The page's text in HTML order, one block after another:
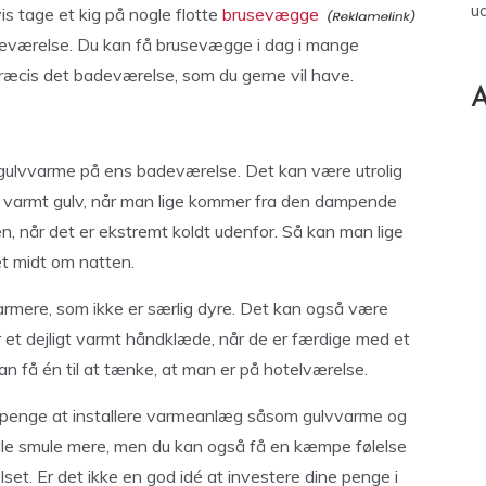
tage et kig på nogle flotte brusevægge
Du kan få brusevægge i dag i mange
det badeværelse, som du gerne vil have.
på ens badeværelse. Det kan være utrolig
gulv, når man lige kommer fra den dampende
når det er ekstremt koldt udenfor. Så kan man lige
midt om natten.
som ikke er særlig dyre. Det kan også være
dejligt varmt håndklæde, når de er færdige med et
få én til at tænke, at man er på hotelværelse.
at installere varmeanlæg såsom gulvvarme og
smule mere, men du kan også få en kæmpe følelse
Er det ikke en god idé at investere dine penge i